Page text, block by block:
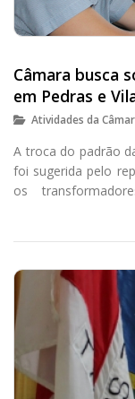
Câmara busca
em Pedras e
Atividades da
A troca do padrão
foi sugerida pelo
os